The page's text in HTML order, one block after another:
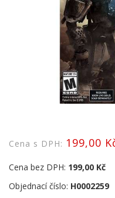
Cena s DPH: 199,00
Cena bez DPH: 199,00 Kč
Objednací číslo: H0002259